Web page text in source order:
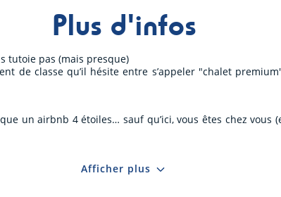
Plus d'infos
tutoie pas (mais presque)
de classe qu’il hésite entre s’appeler "chalet
un airbnb 4 étoiles… sauf qu’ici, vous êtes chez vous
Afficher plus